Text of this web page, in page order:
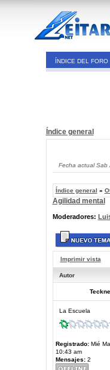
ÍNDICE DEL FORO
Índice general
Fecha actual Sab
Índice general »
Agilidad mental
Moderadores:
Imprimir vista
Autor
La Escuela
Registrado:Mié
10:43 am
Mensajes:2